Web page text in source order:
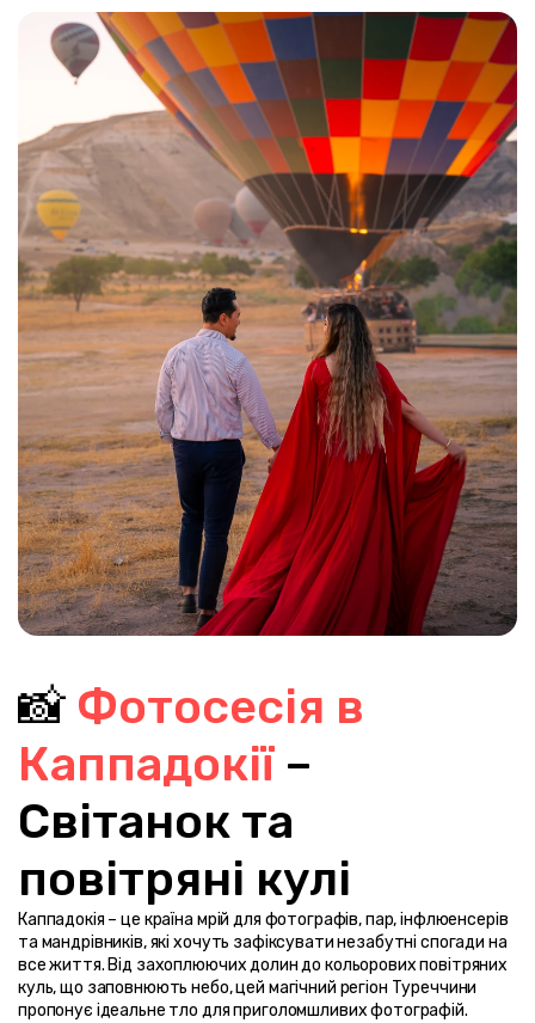
📸 Фотосесія в
Каппадокії –
Світанок та
повітряні кулі
Каппадокія – це країна мрій для фотографів, пар, інфлюенсерів
та мандрівників, які хочуть зафіксувати незабутні спогади на
все життя. Від захоплюючих долин до кольорових повітряних
куль, що заповнюють небо, цей магічний регіон Туреччини
пропонує ідеальне тло для приголомшливих фотографій.